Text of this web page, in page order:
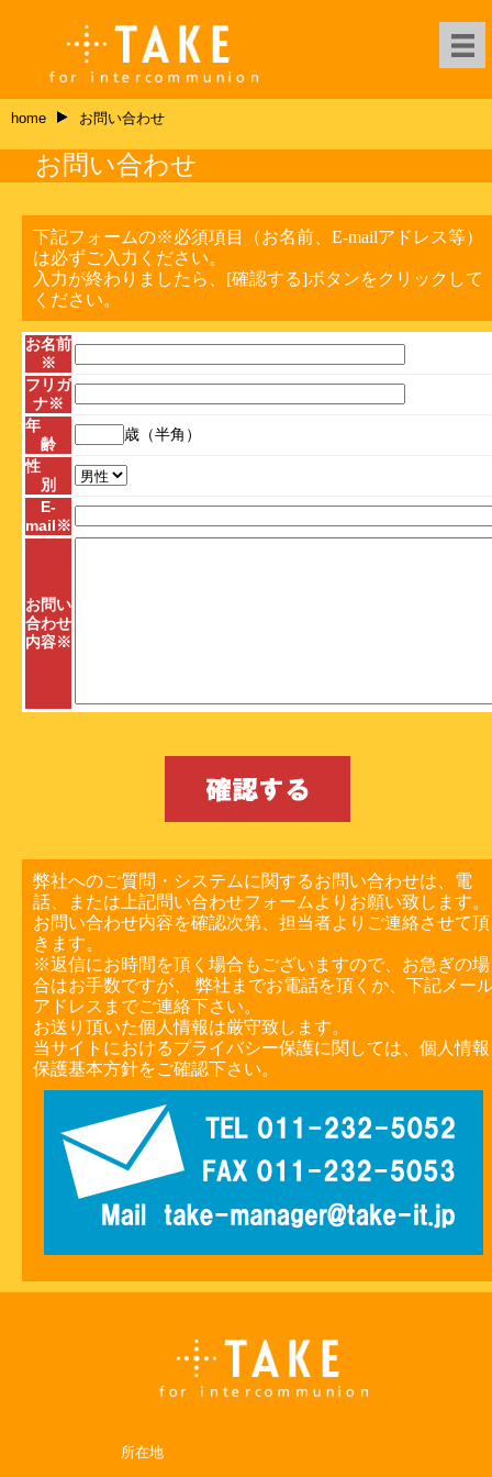
home お問い合わせ
お問い合わせ
下記フォームの※必須項目（お名前、E-mailアドレス等）
は必ずご入力ください。
入力が終わりましたら、[確認する]ボタンをクリックして
ください。
お名前
※
フリガ
ナ※
年
齢
歳 （半角）
性
別
E-
mail※
お問い
合わせ
内容※
弊社へのご質問・システムに関するお問い合わせは、電
話、または上記問い合わせフォームよりお願い致します。
お問い合わせ内容を確認次第、担当者よりご連絡させて頂
きます。
※返信にお時間を頂く場合もございますので、お急ぎの場
合はお手数ですが、 弊社までお電話を頂くか、下記メー
アドレスまでご連絡下さい。
お送り頂いた個人情報は厳守致します。
当サイトにおけるプライバシー保護に関しては、個人情報
保護基本方針をご確認下さい。
所在地